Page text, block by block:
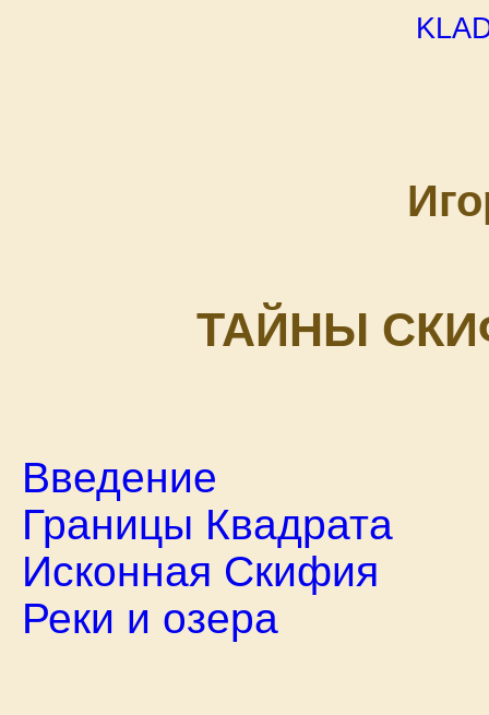
ТАЙНЫ
Введение
Границы Квадрата
Исконная Скифия
Реки и озера